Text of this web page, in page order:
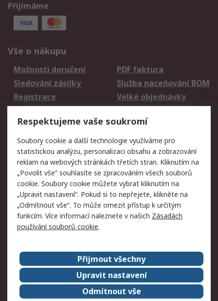
Přijímáme
Vše o nákupu
Možnosti doručení
PDF faktura
Sledování zásilky
Služba naceňování BOM
Registrace
Velké objednávky
Právní
Autorská práva
Obchodní podmínky
společnosti RS
Prohlášení o ochraně
údajů
Zabezpečení
elektronické pošty
Zásady pro soubory
cookie
Zásady ochrany
osobních údajů
Kontakt
O naší společnosti
RS Group
Kariéra
Ocenění
Respektujeme vaše soukromí
Soubory cookie a další technologie využíváme pro
statistickou analýzu, personalizaci obsahu a zobrazování
reklam na webových stránkách třetích stran. Kliknutím na
„Povolit vše“ souhlasíte se zpracováním všech souborů
cookie. Soubory cookie můžete vybrat kliknutím na
„Upravit nastavení“. Pokud si to nepřejete, klikněte na
„Odmítnout vše“. To může omezit přístup k určitým
funkcím. Více informací naleznete v našich Zásadách
používání souborů cookie.
Přijmout všechny
Upravit nastavení
Odmítnout vše